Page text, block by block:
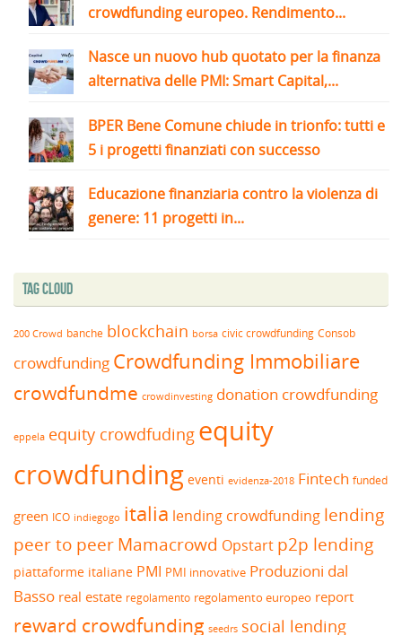
crowdfunding europeo. Rendimento...
Nasce un nuovo hub quotato per la finanza
alternativa delle PMI: Smart Capital,...
BPER Bene Comune chiude in trionfo: tutti e
5 i progetti finanziati con successo
Educazione finanziaria contro la violenza di
genere: 11 progetti in...
Tag Cloud
200 Crowd banche blockchain borsa civic crowdfunding Consob
crowdfunding Crowdfunding Immobiliare
crowdfundme crowdinvesting donation crowdfunding
eppela equity crowdfuding equity
crowdfunding eventi evidenza-2018 Fintech funded
green ICO indiegogo italia lending crowdfunding lending
peer to peerMamacrowd Opstart p2p lending
piattaforme italiane PMI PMI innovative Produzioni dal
Basso real estate regolamento regolamento europeo report
reward crowdfunding seedrs social lending